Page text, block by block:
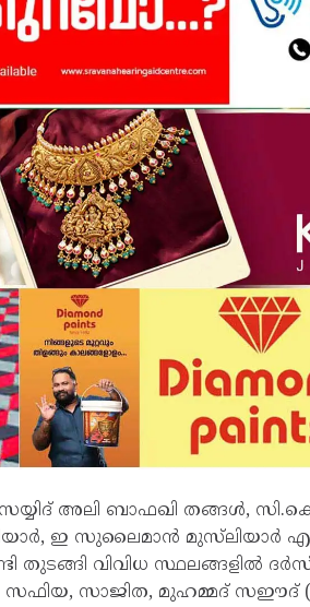
അലി ബാഫഖി തങ്ങൾ,
ഇ സുലൈമാൻ മുസ്‌ലിയാർ
തുടങ്ങി വിവിധ സ്ഥലങ്ങളിൽ ദർസ്
സഫിയ, സാജിത, മുഹമ്മദ് സഈദ്